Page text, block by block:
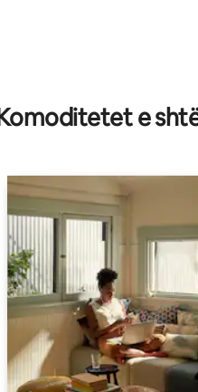
e